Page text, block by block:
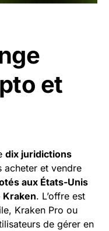
et
dix juridictions
acheter et vendre
aux États-Unis
Kraken. L’offre est
Kraken Pro ou
de gérer en